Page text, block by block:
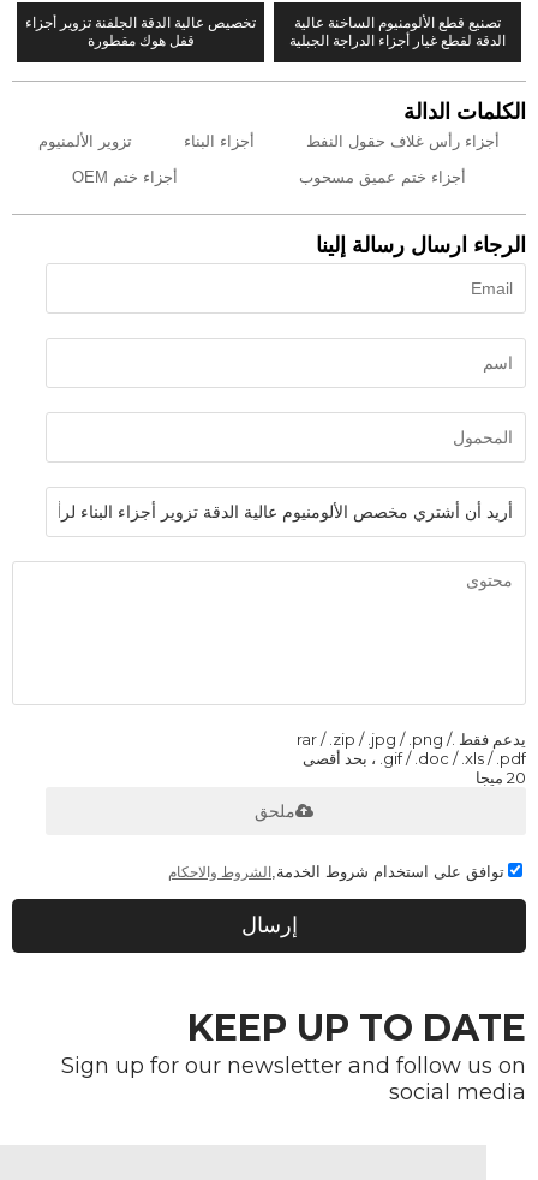
تصنيع قطع الألومنيوم الساخنة عالية
الدقة لقطع غيار أجزاء الدراجة الجبلية
تخصيص عالية الدقة الجلفنة تزوير أجزاء
قفل هوك مقطورة
الكلمات الدالة
أجزاء رأس غلاف حقول النفط أجزاء البناء
تزوير الألمنيوم
أجزاء ختم عميق مسحوب
أجزاء ختم OEM
الرجاء ارسال رسالة إلينا
يدعم فقط .rar / .zip / .jpg / .png /
.gif / .doc / .xls / .pdf ، بحد أقصى
20 ميجا
ملحق
توافق على استخدام شروط الخدمة, الشروط والاحكام
إرسال
KEEP UP TO DATE
Sign up for our newsletter and follow us on
social media